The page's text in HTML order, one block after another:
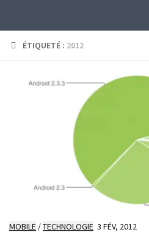
ÉTIQUETÉ : 2012
MOBILE /TECHNOLOGIE 3 FÉV, 2012